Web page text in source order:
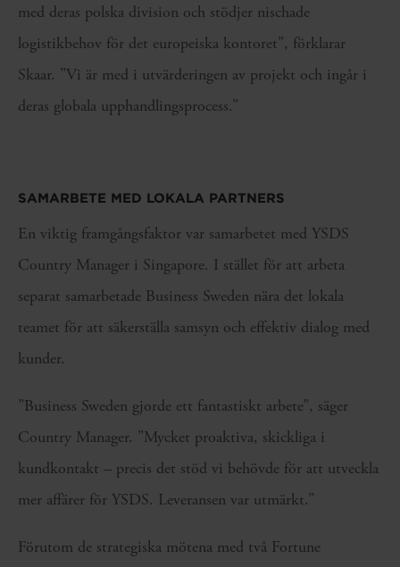
med deras polska division och stödjer nischade
logistikbehov för det europeiska kontoret”, förklarar
Skaar. ”Vi är med i utvärderingen av projekt och ingår i
deras globala upphandlingsprocess.”
SAMARBETE MED LOKALA PARTNERS
En viktig framgångsfaktor var samarbetet med YSDS
Country Manager i Singapore. I stället för att arbeta
separat samarbetade Business Sweden nära det lokala
teamet för att säkerställa samsyn och effektiv dialog med
kunder.
”Business Sweden gjorde ett fantastiskt arbete”, säger
Country Manager. ”Mycket proaktiva, skickliga i
kundkontakt – precis det stöd vi behövde för att utveckla
mer affärer för YSDS. Leveransen var utmärkt.”
Förutom de strategiska mötena med två Fortune